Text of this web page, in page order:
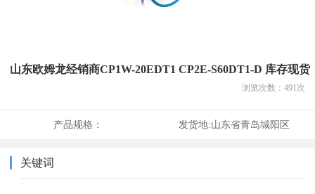
山东欧姆龙经销商CP1W-20EDT1 CP2E-S60DT1-D 库存现货
浏览次数： 491次
产品规格： 发货地:山东省青岛城阳区
关键词